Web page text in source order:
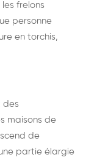
frelons
personne
en torchis,
des
maisons de
de
partie élargie